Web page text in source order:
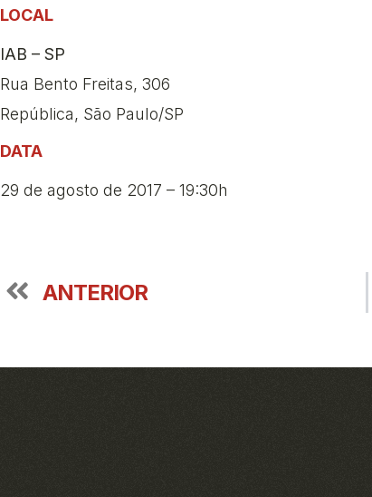
LOCAL
IAB – SP
Rua Bento Freitas, 306
República, São Paulo/SP
DATA
29 de agosto de 2017 – 19:30h
ANTERIOR